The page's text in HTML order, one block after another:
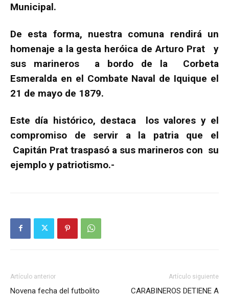
Municipal.
De esta forma, nuestra comuna rendirá un
homenaje a la gesta heróica de Arturo Prat y
sus marineros a bordo de la Corbeta
Esmeralda en el Combate Naval de Iquique el
21 de mayo de 1879.
Este día histórico, destaca los valores y el
compromiso de servir a la patria que el
Capitán Prat traspasó a sus marineros con su
ejemplo y patriotismo.-
Artículo anterior
Novena fecha del futbolito
Artículo siguiente
CARABINEROS DETIENE A